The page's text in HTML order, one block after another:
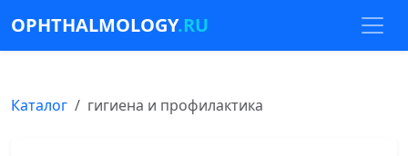
OPHTHALMOLOGY.RU
Каталог гигиена и профилактика